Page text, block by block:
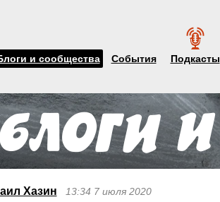
и сообщества События Подкасты
Хазин 13:34 7 июля 2020